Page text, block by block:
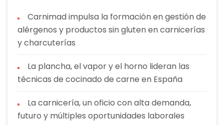
Carnimad impulsa la formación en gestión de
alérgenos y productos sin gluten en carnicerías
y charcuterías
La plancha, el vapor y el horno lideran las
técnicas de cocinado de carne en España
La carnicería, un oficio con alta demanda,
futuro y múltiples oportunidades laborales